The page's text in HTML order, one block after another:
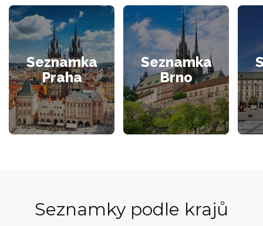
Seznamka
Praha
Seznamka
Brno
Seznamky podle krajů